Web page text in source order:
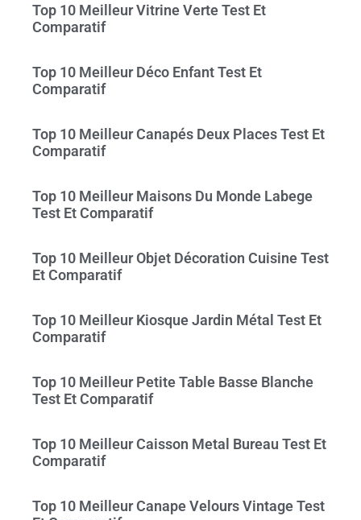
Top 10 Meilleur Vitrine Verte Test Et
Comparatif
Top 10 Meilleur Déco Enfant Test Et
Comparatif
Top 10 Meilleur Canapés Deux Places Test Et
Comparatif
Top 10 Meilleur Maisons Du Monde Labege
Test Et Comparatif
Top 10 Meilleur Objet Décoration Cuisine Test
Et Comparatif
Top 10 Meilleur Kiosque Jardin Métal Test Et
Comparatif
Top 10 Meilleur Petite Table Basse Blanche
Test Et Comparatif
Top 10 Meilleur Caisson Metal Bureau Test Et
Comparatif
Top 10 Meilleur Canape Velours Vintage Test